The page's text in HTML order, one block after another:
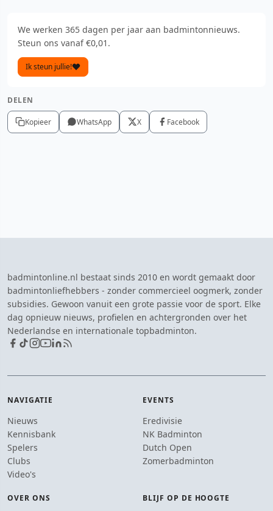
We werken 365 dagen per jaar aan badmintonnieuws.
Steun ons vanaf €0,01.
Ik steun jullie!
DELEN
Kopieer WhatsApp X Facebook
badmintonline.nl bestaat sinds 2010 en wordt gemaakt door
badmintonliefhebbers - zonder commercieel oogmerk, zonder
subsidies. Gewoon vanuit een grote passie voor de sport. Elke
dag opnieuw nieuws, profielen en achtergronden over het
Nederlandse en internationale topbadminton.
NAVIGATIE
Nieuws
Kennisbank
Spelers
Clubs
Video's
EVENTS
Eredivisie
NK Badminton
Dutch Open
Zomerbadminton
OVER ONS BLIJF OP DE HOOGTE